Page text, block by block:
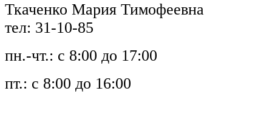
Ткаченко Мария Тимофеевна
тел: 31-10-85
пн.-чт.: с 8:00 до 17:00
пт.: с 8:00 до 16:00